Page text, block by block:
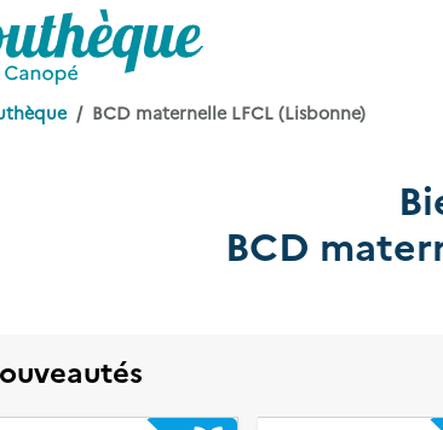
BCD maternelle LFCL (Lisbonne)
BCD